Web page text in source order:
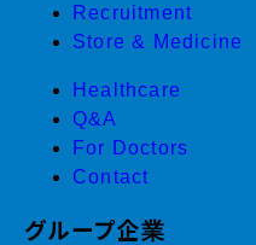
Recruitment
Store & Medicine
Healthcare
Q&A
For Doctors
Contact
グループ企業